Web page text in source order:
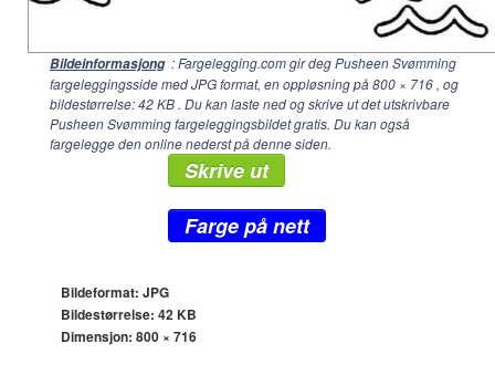
Bildeinformasjong : Fargelegging.com gir deg Pusheen Svømming
fargeleggingsside med JPG format, en oppløsning på800 × 716 , og
bildestørrelse: 42 KB . Du kan laste ned og skrive ut det utskrivbare
Pusheen Svømming fargeleggingsbildet gratis. Du kan også
fargelegge den online nederst på denne siden.
Skrive ut
Farge på nett
Bildeformat: JPG
Bildestørrelse: 42 KB
Dimensjon: 800 × 716